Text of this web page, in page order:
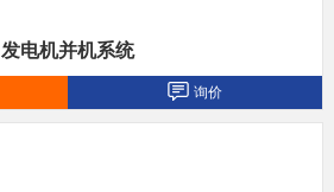
发电机并机系统
询价